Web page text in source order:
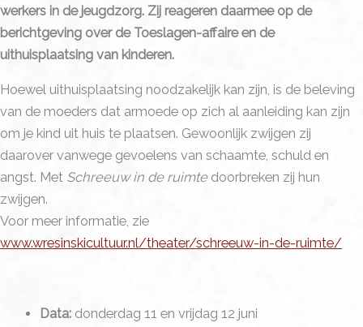
werkers in de jeugdzorg. Zij reageren daarmee op de
berichtgeving over de Toeslagen-affaire en de
uithuisplaatsing van kinderen.
Hoewel uithuisplaatsing noodzakelijk kan zijn, is de beleving
van de moeders dat armoede op zich al aanleiding kan zijn
om je kind uit huis te plaatsen. Gewoonlijk zwijgen zij
daarover vanwege gevoelens van schaamte, schuld en
angst. Met Schreeuw in de ruimtedoorbreken zij hun
zwijgen.
Voor meer informatie, zie
www.wresinskicultuur.nl/theater/schreeuw-in-de-ruimte/
Data: donderdag 11 en vrijdag 12 juni